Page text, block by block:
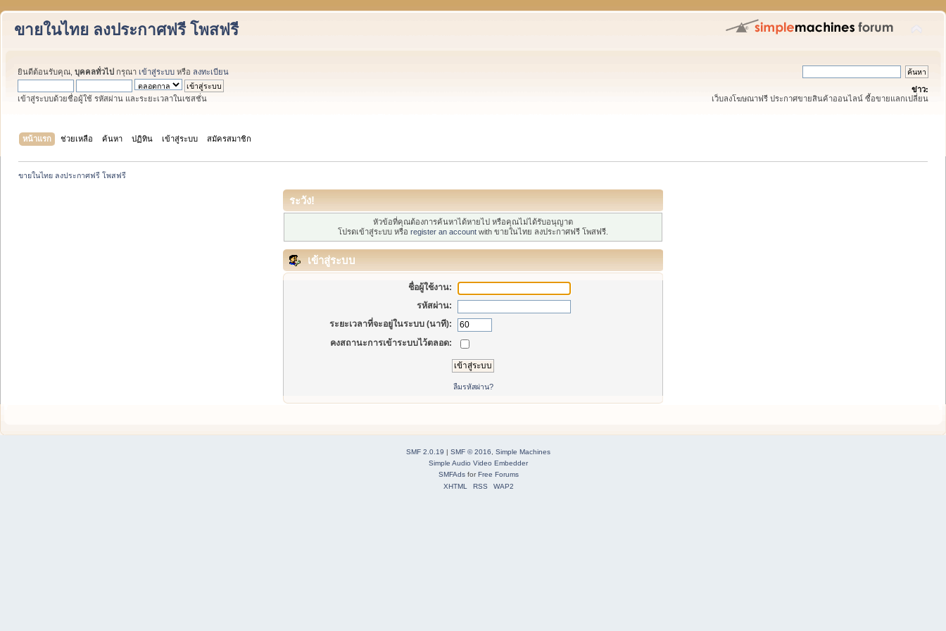
ขายในไทย ลงประกาศฟรี โพสฟรี
ยินดีต้อนรับคุณ, บุคคลทั่วไป กรุณา เข้าสู่ระบบ หรือ ลงทะเบียน
เข้าสู่ระบบด้วยชื่อผู้ใช้ รหัสผ่าน และระยะเวลาในเซสชั่น
ข่าว:
เว็บลงโฆษณาฟรี ประกาศขายสินค้าออนไลน์ ซื้อขายแลกเปลี่ยน
หน้าแรก ช่วยเหลือ ค้นหา ปฏิทิน เข้าสู่ระบบ สมัครสมาชิก
ขายในไทย ลงประกาศฟรี โพสฟรี
ระวัง!
หัวข้อที่คุณต้องการค้นหาได้หายไป หรือคุณไม่ได้รับอนุญาต
โปรดเข้าสู่ระบบ หรือ register an account with ขายในไทย ลงประกาศฟรี โพสฟรี.
เข้าสู่ระบบ
ชื่อผู้ใช้งาน:
รหัสผ่าน:
ระยะเวลาที่จะอยู่ในระบบ (นาที):
คงสถานะการเข้าระบบไว้ตลอด:
ลืมรหัสผ่าน?
SMF 2.0.19 | SMF © 2016
Simple Machines
Simple Audio Video Embedder
SMFAdsforFree Forums
XHTML
RSS WAP2